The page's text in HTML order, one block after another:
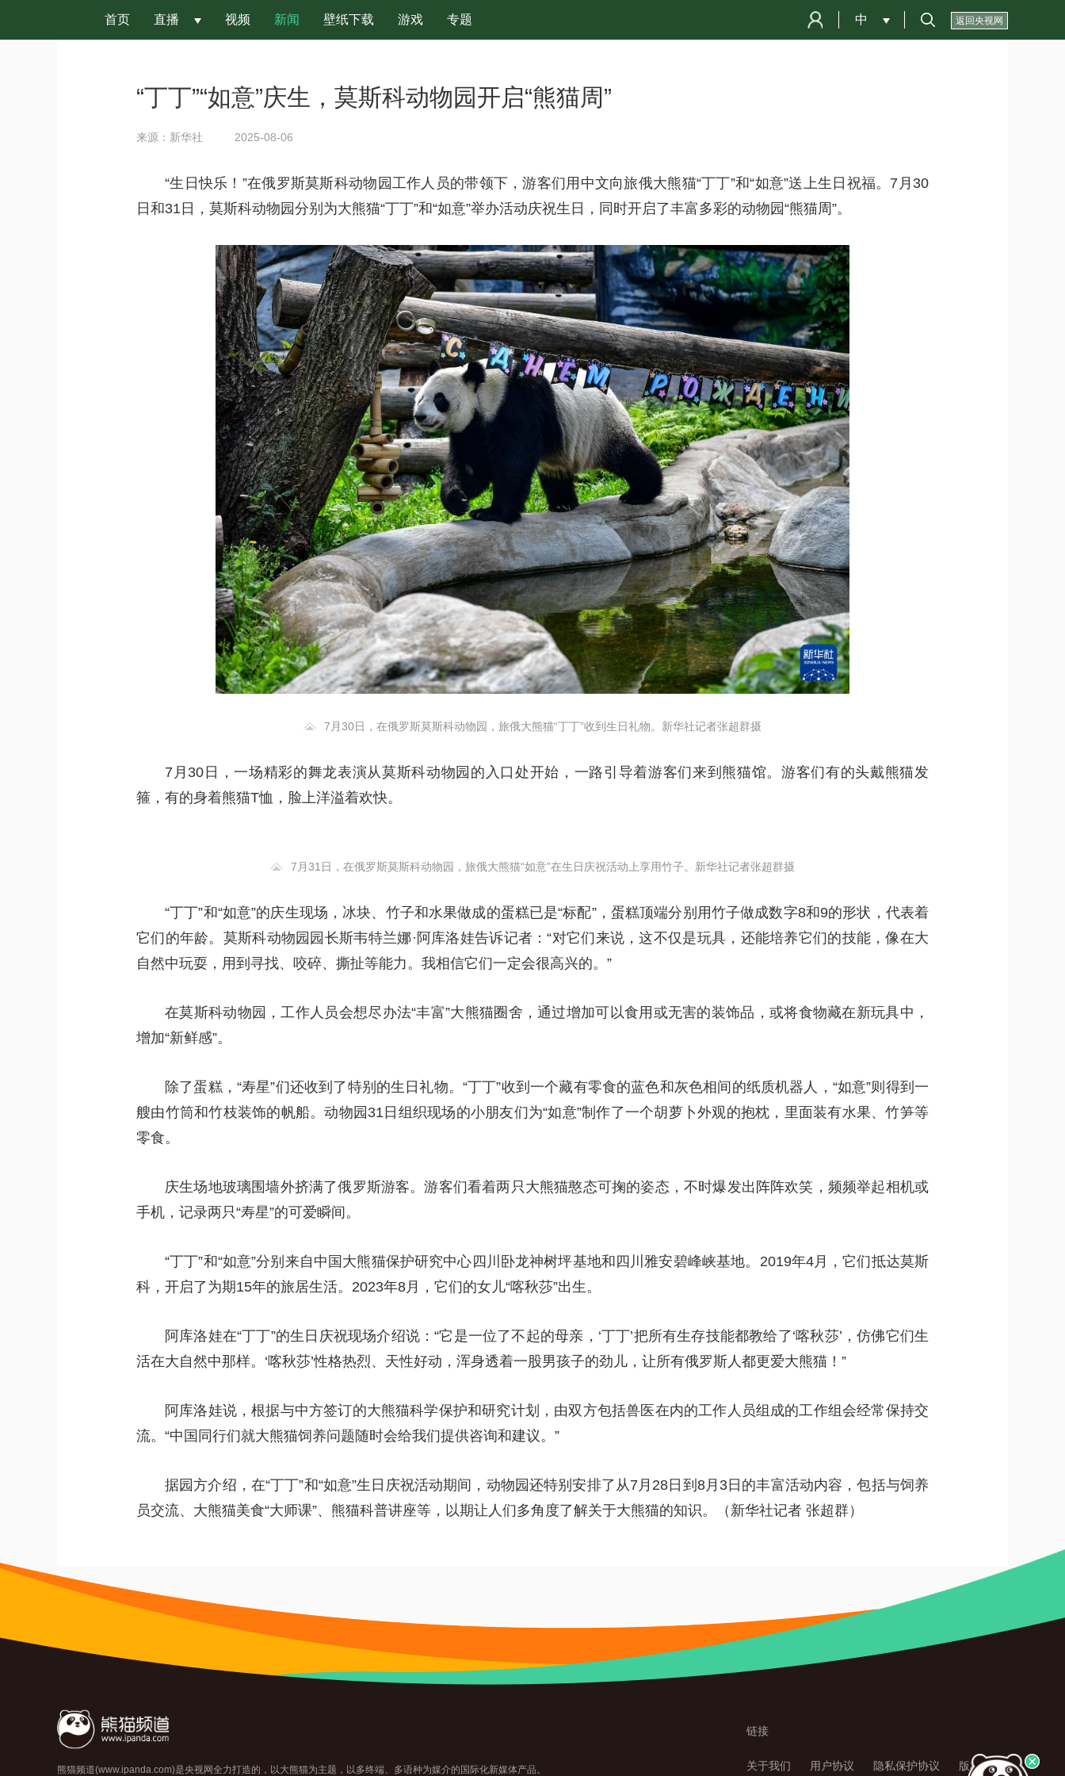
首页 直播 视频 新闻 壁纸下载 游戏 专题 返回央视网
中
“丁丁”“如意”庆生，莫斯科动物园开启“熊猫周”
来源：新华社 2025-08-06
“生日快乐！”在俄罗斯莫斯科动物园工作人员的带领下，游客们用中文向旅俄大熊猫“丁丁”和“如意”送上生日祝福。7月30
日和31日，莫斯科动物园分别为大熊猫“丁丁”和“如意”举办活动庆祝生日，同时开启了丰富多彩的动物园“熊猫周”。
7月30日，在俄罗斯莫斯科动物园，旅俄大熊猫“丁丁”收到生日礼物。新华社记者张超群摄
7月30日，一场精彩的舞龙表演从莫斯科动物园的入口处开始，一路引导着游客们来到熊猫馆。游客们有的头戴熊猫发
箍，有的身着熊猫T恤，脸上洋溢着欢快。
7月31日，在俄罗斯莫斯科动物园，旅俄大熊猫“如意”在生日庆祝活动上享用竹子。新华社记者张超群摄
“丁丁”和“如意”的庆生现场，冰块、竹子和水果做成的蛋糕已是“标配”，蛋糕顶端分别用竹子做成数字8和9的形状，代表着
它们的年龄。莫斯科动物园园长斯韦特兰娜·阿库洛娃告诉记者：“对它们来说，这不仅是玩具，还能培养它们的技能，像在大
自然中玩耍，用到寻找、咬碎、撕扯等能力。我相信它们一定会很高兴的。”
在莫斯科动物园，工作人员会想尽办法“丰富”大熊猫圈舍，通过增加可以食用或无害的装饰品，或将食物藏在新玩具中，
增加“新鲜感”。
除了蛋糕，“寿星”们还收到了特别的生日礼物。“丁丁”收到一个藏有零食的蓝色和灰色相间的纸质机器人，“如意”则得到一
艘由竹筒和竹枝装饰的帆船。动物园31日组织现场的小朋友们为“如意”制作了一个胡萝卜外观的抱枕，里面装有水果、竹笋等
零食。
庆生场地玻璃围墙外挤满了俄罗斯游客。游客们看着两只大熊猫憨态可掬的姿态，不时爆发出阵阵欢笑，频频举起相机或
手机，记录两只“寿星”的可爱瞬间。
“丁丁”和“如意”分别来自中国大熊猫保护研究中心四川卧龙神树坪基地和四川雅安碧峰峡基地。2019年4月，它们抵达莫斯
科，开启了为期15年的旅居生活。2023年8月，它们的女儿“喀秋莎”出生。
阿库洛娃在“丁丁”的生日庆祝现场介绍说：“它是一位了不起的母亲，‘丁丁’把所有生存技能都教给了‘喀秋莎’，仿佛它们生
活在大自然中那样。‘喀秋莎’性格热烈、天性好动，浑身透着一股男孩子的劲儿，让所有俄罗斯人都更爱大熊猫！”
阿库洛娃说，根据与中方签订的大熊猫科学保护和研究计划，由双方包括兽医在内的工作人员组成的工作组会经常保持交
流。“中国同行们就大熊猫饲养问题随时会给我们提供咨询和建议。”
据园方介绍，在“丁丁”和“如意”生日庆祝活动期间，动物园还特别安排了从7月28日到8月3日的丰富活动内容，包括与饲养
员交流、大熊猫美食“大师课”、熊猫科普讲座等，以期让人们多角度了解关于大熊猫的知识。
（ 新华社记者 张超群）
熊猫频道(www.ipanda.com)是央视网全力打造的，以大熊猫为主题，以多终端、多语种为媒介的国际化新媒体产品。
链接
关于我们 用户协议 隐私保护协议 版权声明